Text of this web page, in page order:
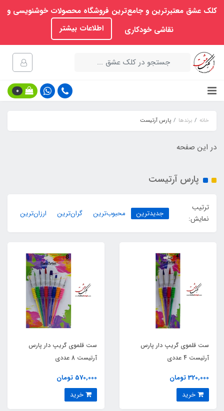
کلک عشق معتبرترین و جامع‌ترین فروشگاه محصولات خوشنویسی و
نقاشی خودکاری
اطلاعات بیشتر
0
خانه برندها پارس آرتیست
در این صفحه
پارس آرتیست
ترتیب
نمایش:
جدیدترین محبوب‌ترین گران‌ترین ارزان‌ترین
ست قلموی گریپ دار پارس
آرتیست 4 عددی
320,000 تومان
ست قلموی گریپ دار پارس
آرتیست 8 عددی
570,000 تومان